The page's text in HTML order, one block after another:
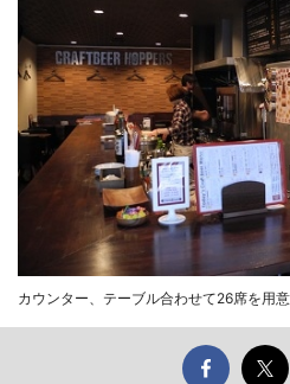
カウンター、テーブル合わせて26席を用